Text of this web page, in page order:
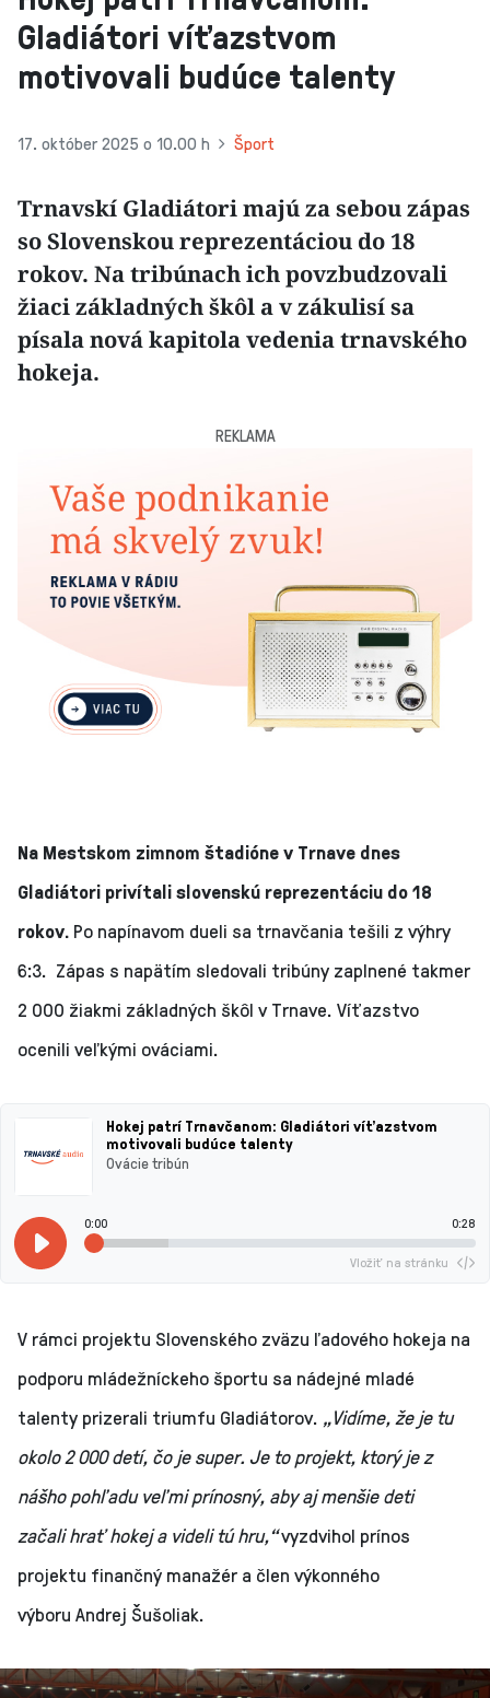
Gladiátori víťazstvom
motivovali budúce talenty
17. október 2025 o 10.00 h Šport
Trnavskí Gladiátori majú za sebou zápas
so Slovenskou reprezentáciou do 18
rokov. Na tribúnach ich povzbudzovali
žiaci základných škôl a v zákulisí sa
písala nová kapitola vedenia trnavského
hokeja.
REKLAMA
Na Mestskom zimnom štadióne v Trnave dnes
Gladiátori privítali slovenskú reprezentáciu do 18
rokov. Po napínavom dueli sa trnavčania tešili z výhry
6:3. Zápas s napätím sledovali tribúny zaplnené takmer
2 000 žiakmi základných škôl v Trnave. Víťazstvo
ocenili veľkými ováciami.
Hokej patrí Trnavčanom: Gladiátori víťazstvom
motivovali budúce talenty
Ovácie tribún
0:00 0:28
Vložiť na stránku
V rámci projektu Slovenského zväzu ľadového hokeja na
podporu mládežníckeho športu sa nádejné mladé
talenty prizerali triumfu Gladiátorov. „Vidíme, že je tu
okolo 2 000 detí, čo je super. Je to projekt, ktorý je z
nášho pohľadu veľmi prínosný, aby aj menšie deti
začali hrať hokej a videli tú hru,“vyzdvihol prínos
projektu finančný manažér a člen výkonného
výboru Andrej Šušoliak.